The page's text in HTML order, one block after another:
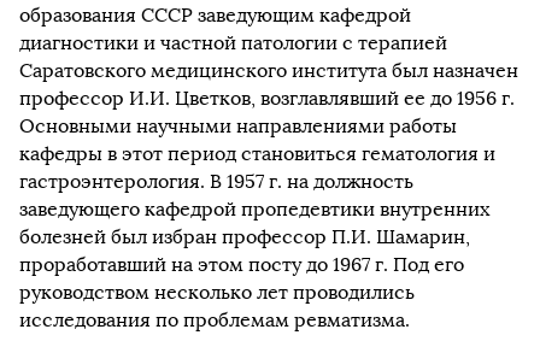
образования СССР заведующим кафедрой
диагностики и частной патологии с терапией
Саратовского медицинского института был назначен
профессор И.И. Цветков, возглавлявший ее до 1956 г.
Основными научными направлениями работы
кафедры в этот период становиться гематология и
гастроэнтерология. В 1957 г. на должность
заведующего кафедрой пропедевтики внутренних
болезней был избран профессор П.И. Шамарин,
проработавший на этом посту до 1967 г. Под его
руководством несколько лет проводились
исследования по проблемам ревматизма.